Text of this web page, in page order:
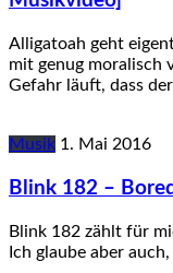
Alligatoah geht
mit genug moralisch
Gefahr läuft, dass
Musik 1. Mai 2016
Blink 182 –
Blink 182 zählt für
Ich glaube aber